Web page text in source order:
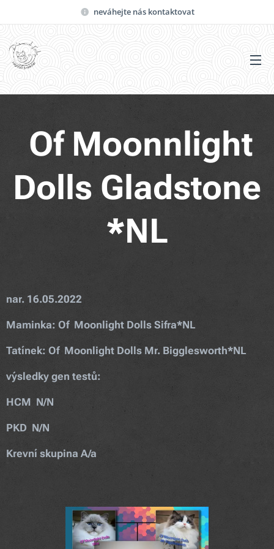
neváhejte nás kontaktovat
Of Moonnlight
Dolls Gladstone
*NL
nar. 16.05.2022
Maminka: Of Moonlight Dolls Sifra*NL
Tatínek: Of Moonlight Dolls Mr. Bigglesworth*NL
výsledky gen testů:
HCM N/N
PKD N/N
Krevní skupina A/a